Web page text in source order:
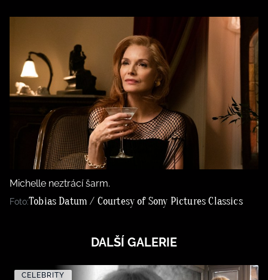
Michelle neztrácí šarm.
Foto:Tobias Datum / Courtesy of Sony Pictures Classics
DALŠÍ GALERIE
CELEBRITY